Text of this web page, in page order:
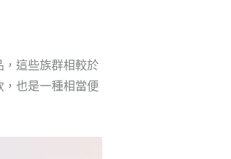
這些族群相較於
也是一種相當便